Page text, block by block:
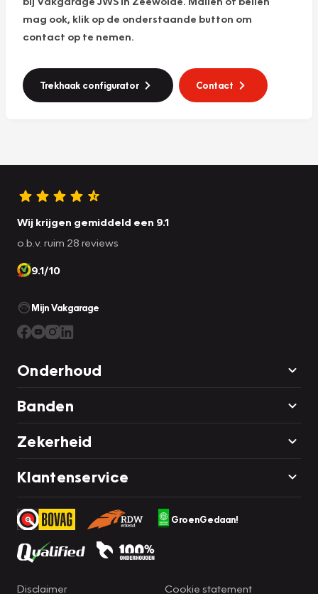
mag ook, klik op de onderstaande button om
contact op te nemen.
Trekhaak configurator Contact
Wij krijgen gemiddeld een 9.1
o.b.v. ruim 28 reviews
9.1/10
Mijn Vakgarage
Onderhoud
Banden
Zekerheid
Klantenservice
GroenGedaan!
Disclaimer Cookie statement